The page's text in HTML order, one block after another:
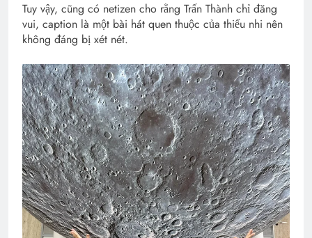
Tuy vậy, cũng có netizen cho rằng Trấn Thành chỉ đăng
vui, caption là một bài hát quen thuộc của thiếu nhi nên
không đáng bị xét nét.